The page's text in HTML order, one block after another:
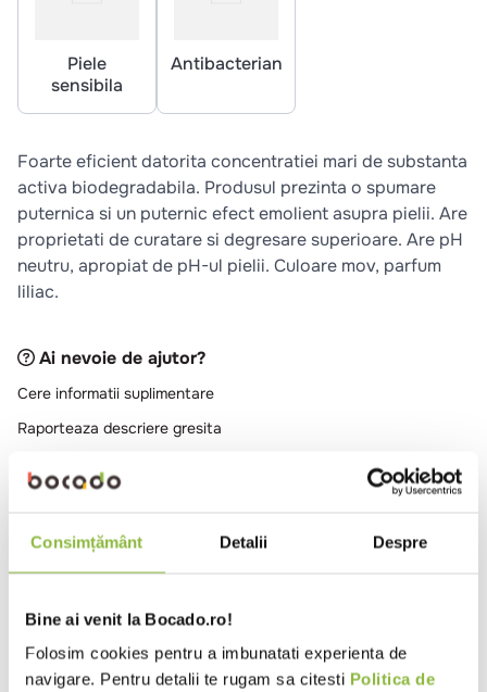
Consimțământ Detalii Despre
Bine ai venit la Bocado.ro!
Folosim cookies pentru a imbunatati experienta de
navigare. Pentru detalii te rugam sa citesti Politica de
pizzaPiele
sensibila
Antibacterian
Foarte eficient datorita concentratiei mari de substanta
activa biodegradabila. Produsul prezinta o spumare
puternica si un puternic efect emolient asupra pielii. Are
proprietati de curatare si degresare superioare. Are pH
neutru, apropiat de pH-ul pielii. Culoare mov, parfum
liliac.
Ai nevoie de ajutor?
Cere informatii suplimentare
Raporteaza descriere gresita
Se potriveste cu